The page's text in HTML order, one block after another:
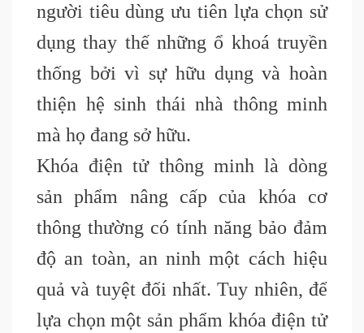
người tiêu dùng ưu tiên lựa chọn sử
dụng thay thế những ổ khoá truyền
thống bởi vì sự hữu dụng và hoàn
thiện hệ sinh thái nhà thông minh
mà họ đang sở hữu.
Khóa điện tử thông minh là dòng
sản phẩm nâng cấp của khóa cơ
thông thường có tính năng bảo đảm
độ an toàn, an ninh một cách hiệu
quả và tuyệt đối nhất. Tuy nhiên, để
lựa chọn một sản phẩm khóa điện tử